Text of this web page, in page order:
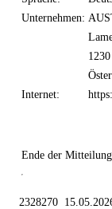
Unternehmen:
Internet:
Ende der Mitteilung
2328270